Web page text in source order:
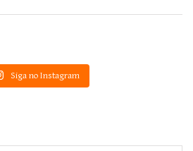
Siga no Instagram